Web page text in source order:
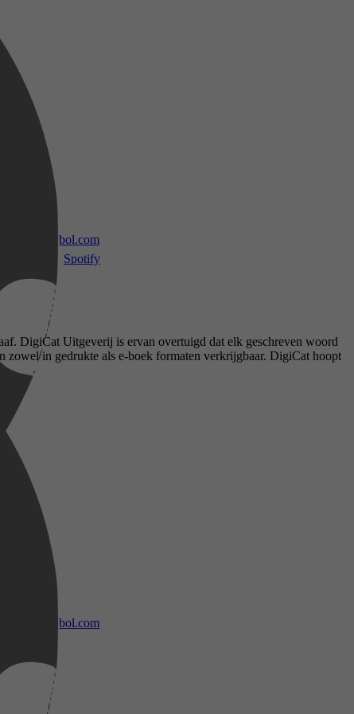
bol.com
bol.com
Spotify
DigiCat Uitgeverij is ervan overtuigd dat elk geschreven woord
zowel in gedrukte als e-boek formaten verkrijgbaar. DigiCat hoopt